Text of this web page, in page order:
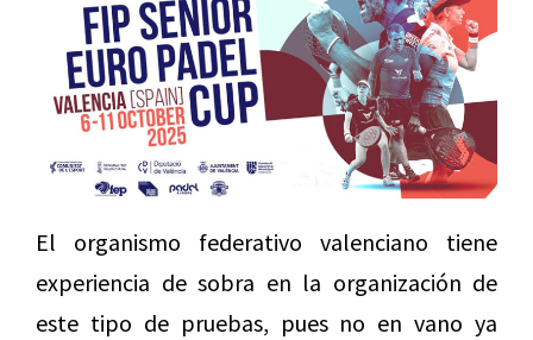
El organismo federativo valenciano tiene
experiencia de sobra en la organización de
este tipo de pruebas, pues no en vano ya